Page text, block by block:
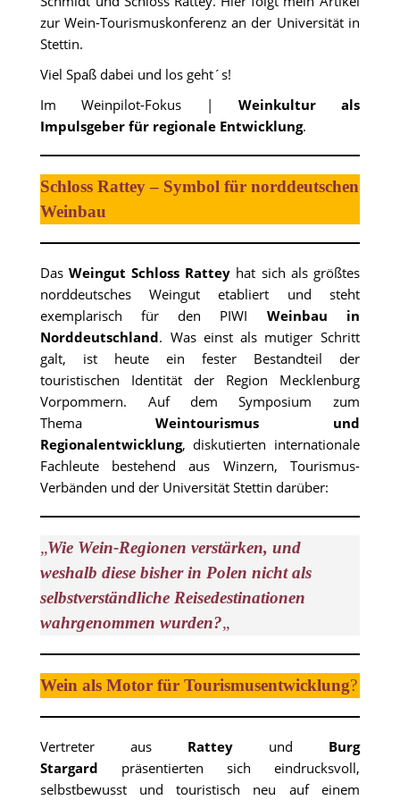
zur Wein-Tourismuskonferenz an der Universität in
Stettin.
Viel Spaß dabei und los geht´s!
Im Weinpilot-Fokus | Weinkultur als
Impulsgeber für regionale Entwicklung.
Schloss Rattey – Symbol für norddeutschen
Weinbau
DasWeingut Schloss Rattey hat sich als größtes
norddeutsches Weingut etabliert und steht
exemplarisch für den PIWI Weinbau in
Norddeutschland. Was einst als mutiger Schritt
galt, ist heute ein fester Bestandteil der
touristischen Identität der Region Mecklenburg
Vorpommern. Auf dem Symposium zum
ThemaWeintourismus und
Regionalentwicklung, diskutierten internationale
Fachleute bestehend aus Winzern, Tourismus-
Verbänden und der Universität Stettin darüber:
„Wie Wein-Regionen verstärken, und
weshalb diese bisher in Polen nicht als
selbstverständliche Reisedestinationen
wahrgenommen wurden?„
Wein als Motor für Tourismusentwicklung?
Vertreter aus Ratteyund Burg
Stargard präsentierten sich eindrucksvoll,
selbstbewusst und touristisch neu auf einem